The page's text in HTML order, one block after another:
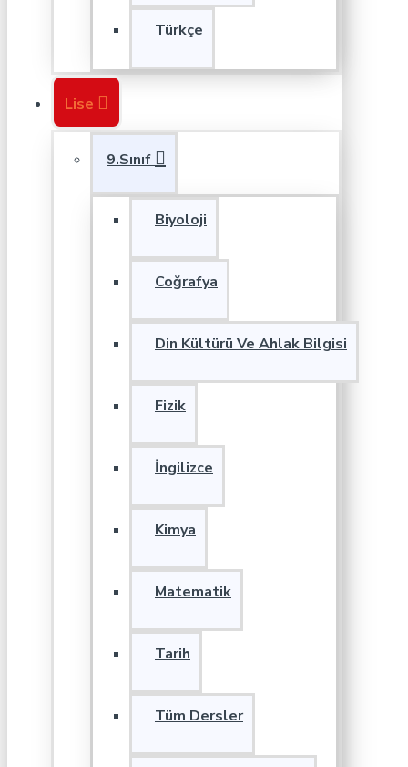
Türkçe
Lise
9.Sınıf
Biyoloji
Coğrafya
Din Kültürü Ve Ahlak Bilgisi
Fizik
İngilizce
Kimya
Matematik
Tarih
Tüm Dersler